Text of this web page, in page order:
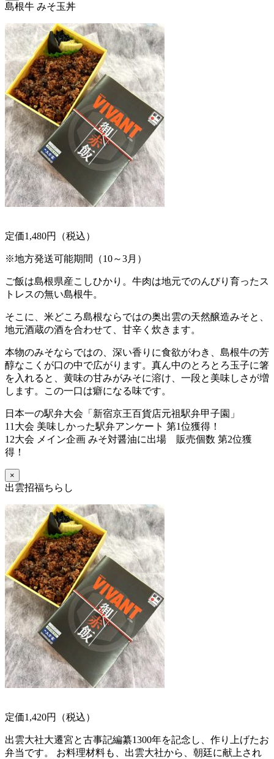
島根牛 みそ玉丼
定価1,480円（税込）
※地方発送可能期間（10～3月）
ご飯は島根県産こしひかり。牛肉は地元でのんびり育ったス
トレスの無い島根牛。
そこに、米どころ島根ならではの奥出雲の天然醸造みそと、
地元酒蔵の酒を合わせて、甘辛く炊きます。
本物のみそならではの、深い香りに食欲がわき、島根牛の芳
醇なこくが口の中で広がります。真ん中のとろとろ玉子に箸
を入れると、黄味の甘みがみそに溶け、一段と美味しさが増
します。この一口は癖になる味です。
日本一の駅弁大会「新宿京王百貨店元祖駅弁甲子園」
11大会 美味しかった駅弁アンケート 第1位獲得！
12大会 メイン企画 みそ対醤油に出場 販売個数 第2位獲
得！
×
出雲招福ちらし
定価1,420円（税込）
出雲大社大遷宮と古事記編纂1300年を記念し、作り上げたお
弁当です。 お料理材料も、出雲大社から、朝廷に献上され